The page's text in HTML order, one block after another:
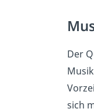
Der
sich